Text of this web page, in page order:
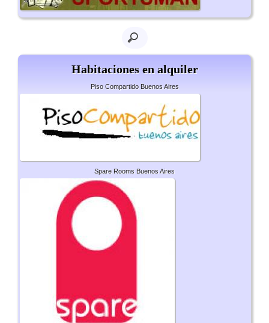
Habitaciones en alquiler
Piso Compartido Buenos Aires
Spare Rooms Buenos Aires